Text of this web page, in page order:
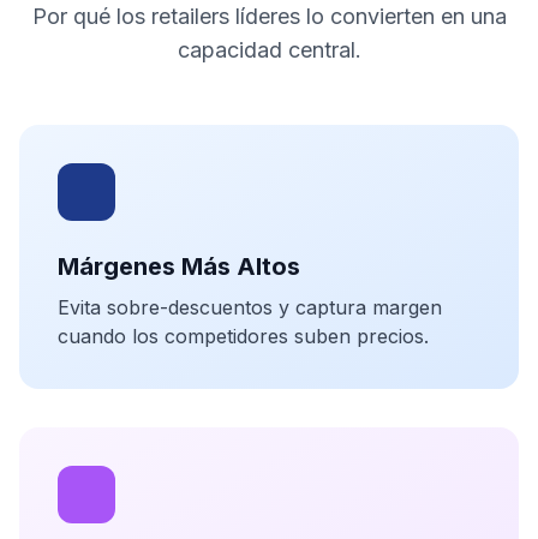
Por qué los retailers líderes lo convierten en una
capacidad central.
Márgenes Más Altos
Evita sobre-descuentos y captura margen
cuando los competidores suben precios.